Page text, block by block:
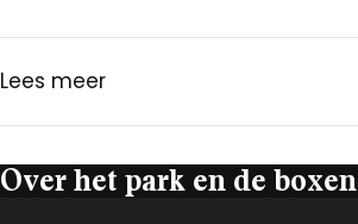
Lees meer
Over het park en de boxen